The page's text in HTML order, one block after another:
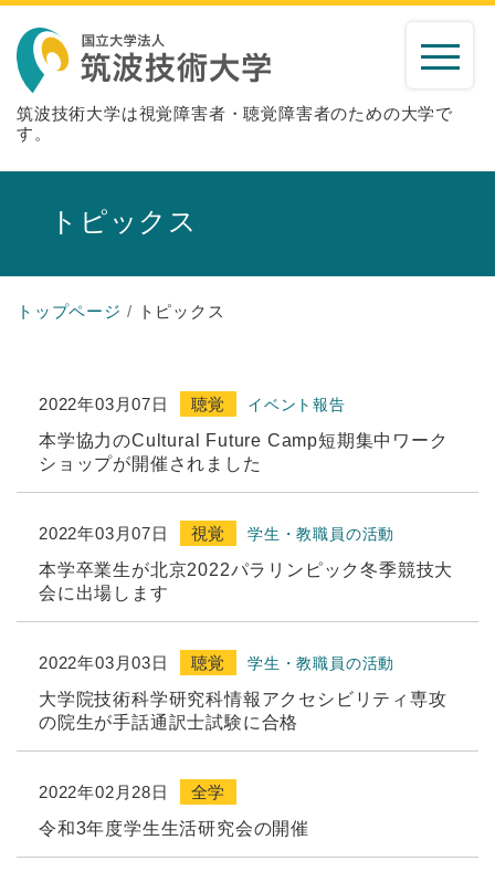
筑波技術大学は視覚障害者・聴覚障害者のための大学で
す。
トピックス
トップページ トピックス
2022年03月07日 聴覚 イベント報告
本学協力のCultural Future Camp短期集中ワーク
ショップが開催されました
2022年03月07日 視覚 学生・教職員の活動
本学卒業生が北京2022パラリンピック冬季競技大
会に出場します
2022年03月03日 聴覚 学生・教職員の活動
大学院技術科学研究科情報アクセシビリティ専攻
の院生が手話通訳士試験に合格
2022年02月28日
全学
令和3年度学生生活研究会の開催